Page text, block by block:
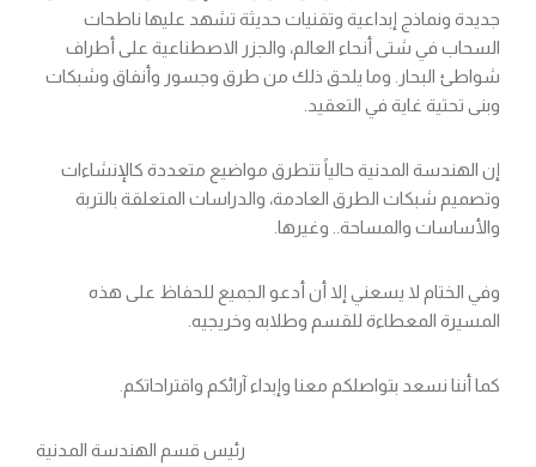
جديدة ونماذج إبداعية وتقنيات حديثة تشهد عليها ناطحات
السحاب في شتى أنحاء العالم، والجزر الاصطناعية على أطراف
شواطئ البحار. وما يلحق ذلك من طرق وجسور وأنفاق وشبكات
وبنى تحتية غاية في التعقيد.
إن الهندسة المدنية حالياً تتطرق مواضيع متعددة كالإنشاءات
وتصميم شبكات الطرق العادمة، والدراسات المتعلقة بالتربة
والأساسات والمساحة.. وغيرها.
وفي الختام لا يسعني إلا أن أدعو الجميع للحفاظ على هذه
المسيرة المعطاءة للقسم وطلابه وخريجيه.
كما أننا نسعد بتواصلكم معنا وإبداء آرائكم واقتراحاتكم.
رئيس قسم الهندسة المدنية